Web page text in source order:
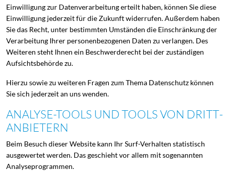
Einwilligung zur Datenverarbeitung erteilt haben, können Sie diese
Einwilligung jederzeit für die Zukunft widerrufen. Außerdem haben
Sie das Recht, unter bestimmten Umständen die Einschränkung der
Verarbeitung Ihrer personenbezogenen Daten zu verlangen. Des
Weiteren steht Ihnen ein Beschwerderecht bei der zuständigen
Aufsichtsbehörde zu.
Hierzu sowie zu weiteren Fragen zum Thema Datenschutz können
Sie sich jederzeit an uns wenden.
ANALYSE-TOOLS UND TOOLS VON DRITT­
ANBIETERN
Beim Besuch dieser Website kann Ihr Surf-Verhalten statistisch
ausgewertet werden. Das geschieht vor allem mit sogenannten
Analyseprogrammen.